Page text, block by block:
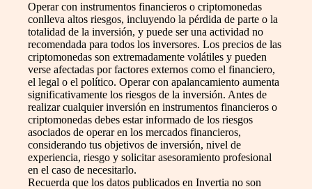
Operar con instrumentos financieros o criptomonedas
conlleva altos riesgos, incluyendo la pérdida de parte o la
totalidad de la inversión, y puede ser una actividad no
recomendada para todos los inversores. Los precios de las
criptomonedas son extremadamente volátiles y pueden
verse afectadas por factores externos como el financiero,
el legal o el político. Operar con apalancamiento aumenta
significativamente los riesgos de la inversión. Antes de
realizar cualquier inversión en instrumentos financieros o
criptomonedas debes estar informado de los riesgos
asociados de operar en los mercados financieros,
considerando tus objetivos de inversión, nivel de
experiencia, riesgo y solicitar asesoramiento profesional
en el caso de necesitarlo.
Recuerda que los datos publicados en Invertia no son